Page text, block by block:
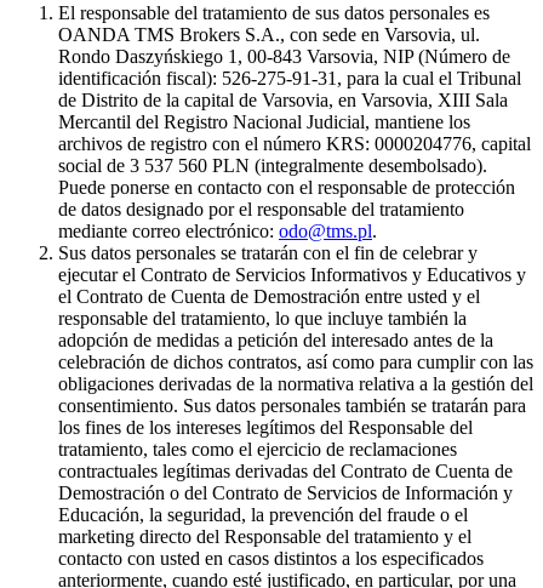
El responsable del tratamiento de sus datos personales es
OANDA TMS Brokers S.A., con sede en Varsovia, ul.
Rondo Daszyńskiego 1, 00-843 Varsovia, NIP (Número de
identificación fiscal): 526-275-91-31, para la cual el Tribunal
de Distrito de la capital de Varsovia, en Varsovia, XIII Sala
Mercantil del Registro Nacional Judicial, mantiene los
archivos de registro con el número KRS: 0000204776, capital
social de 3 537 560 PLN (integralmente desembolsado).
Puede ponerse en contacto con el responsable de protección
de datos designado por el responsable del tratamiento
mediante correo electrónico: odo@tms.pl.
Sus datos personales se tratarán con el fin de celebrar y
ejecutar el Contrato de Servicios Informativos y Educativos y
el Contrato de Cuenta de Demostración entre usted y el
responsable del tratamiento, lo que incluye también la
adopción de medidas a petición del interesado antes de la
celebración de dichos contratos, así como para cumplir con las
obligaciones derivadas de la normativa relativa a la gestión del
consentimiento. Sus datos personales también se tratarán para
los fines de los intereses legítimos del Responsable del
tratamiento, tales como el ejercicio de reclamaciones
contractuales legítimas derivadas del Contrato de Cuenta de
Demostración o del Contrato de Servicios de Información y
Educación, la seguridad, la prevención del fraude o el
marketing directo del Responsable del tratamiento y el
contacto con usted en casos distintos a los especificados
anteriormente, cuando esté justificado, en particular, por una